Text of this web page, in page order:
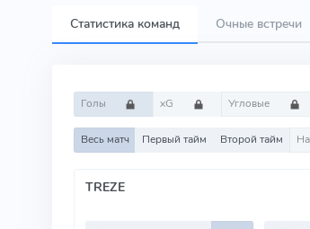
Статистика команд Очные встречи
Голы xG Угловые
Весь матч Первый тайм Второй тайм
TREZE